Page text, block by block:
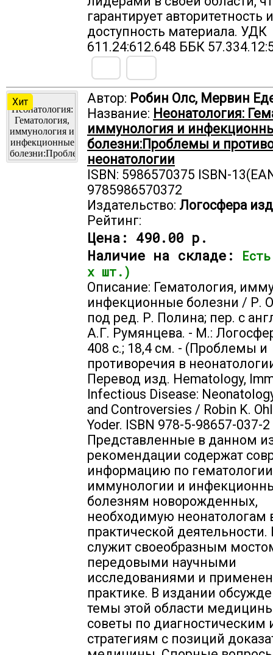
гарантирует авторитетность и
доступность материала. УДК
611.24:612.648 ББК
Хит Автор: Робин Олс, Мервин
Название: Неонатология:
иммунология и
болезни:Проблемы и
неонатологии
ISBN: 5986570375 ISBN-
9785986570372
Издательство: Логосфера
Рейтинг:
Цена: 490.00 р.
Наличие на складе:
х шт.)
Описание: Гематология,
инфекционные болезни / Р.
под ред. Р. Полина; пер. с
А.Г. Румянцева. - М.:
408 с.; 18,4 см. - (Проблемы и
противоречия в
Перевод изд. Hematology,
Infectious Disease:
and Controversies / Robin K.
Yoder. ISBN 978-5-98657-037-2
Представленные в данном
рекомендации содержат
информацию по
иммунологии и
болезням новорожденных,
необходимую неонатологам
практической деятельности.
служит своеобразным
передовыми научными
исследованиями и
практике. В издании
темы этой области
советы по
стратегиям с позиций